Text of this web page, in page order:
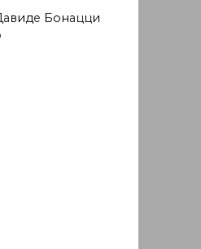
Бонацци